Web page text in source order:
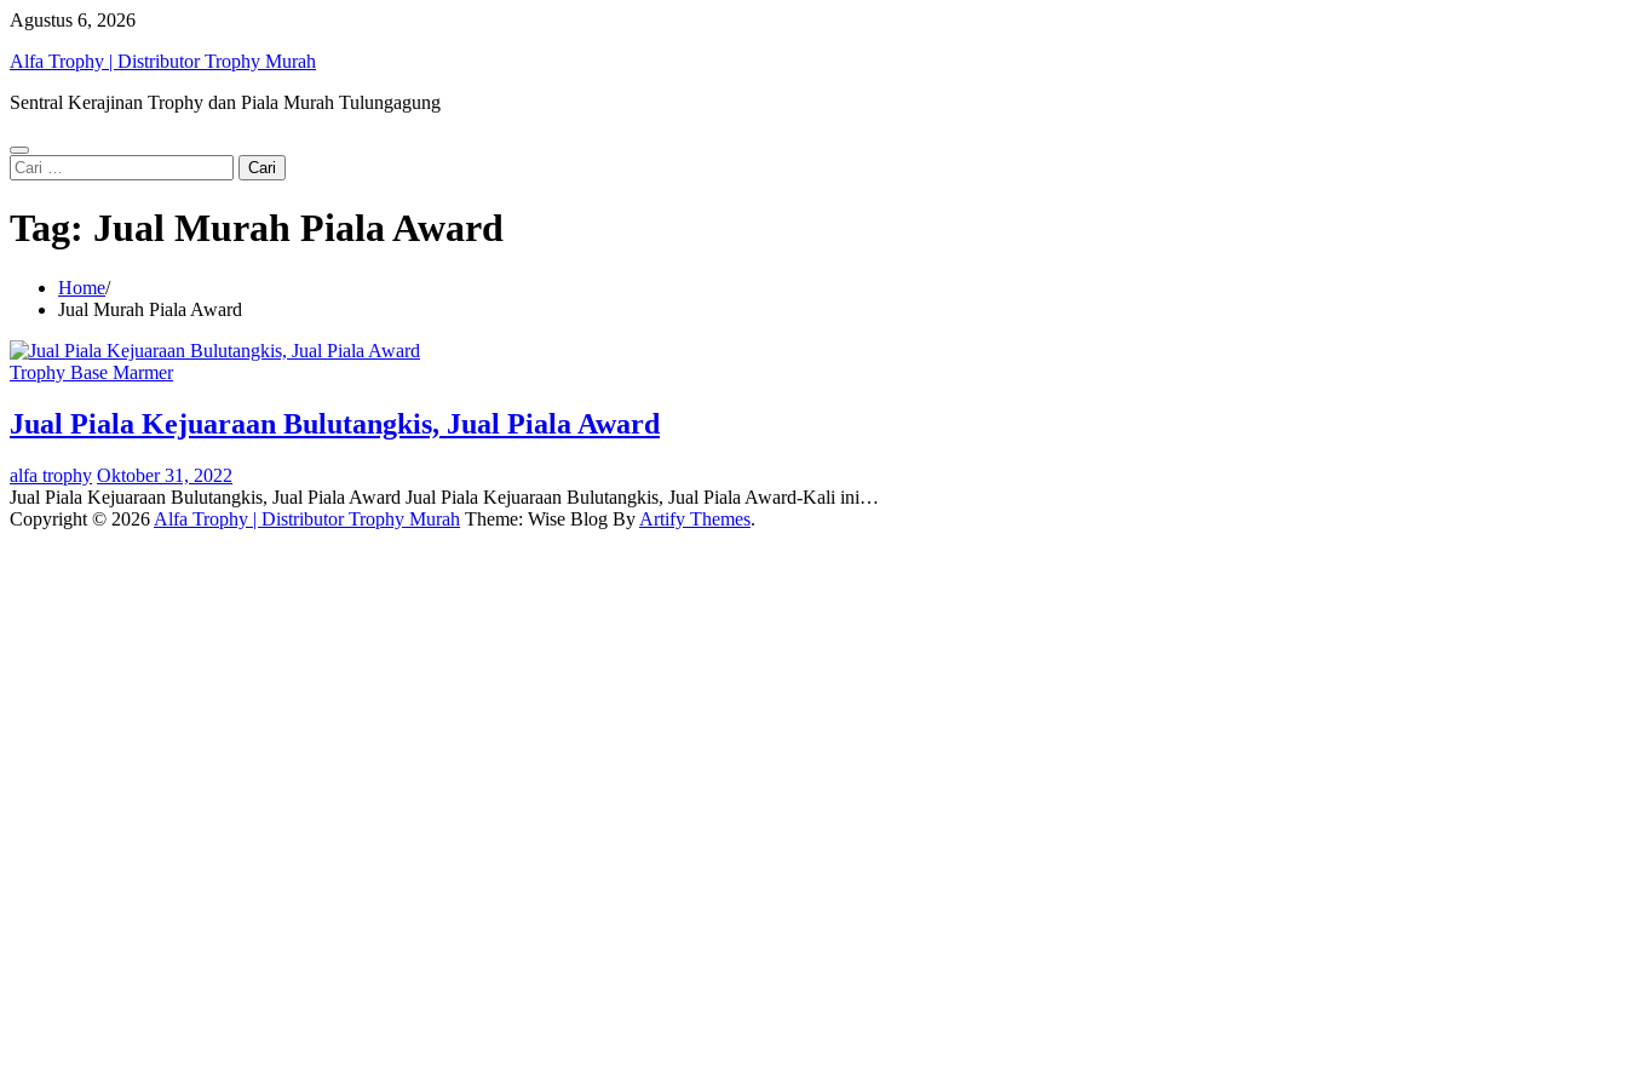
Skip
content
Agustus 6, 2026
Alfa Trophy | Distributor Trophy Murah
Sentral Kerajinan Trophy dan Piala Murah Tulungagung
Cari
untuk:
Tag: Jual Murah Piala Award
Home
Jual Murah Piala Award
Trophy Base Marmer
Jual Piala Kejuaraan Bulutangkis, Jual Piala Award
alfa trophy Oktober 31, 2022
Jual Piala Kejuaraan Bulutangkis, Jual Piala Award Jual Piala Kejuaraan Bulutangkis, Jual Piala Award-Kali ini…
Copyright © 2026 Alfa Trophy | Distributor Trophy Murah Theme: Wise Blog By Artify Themes.